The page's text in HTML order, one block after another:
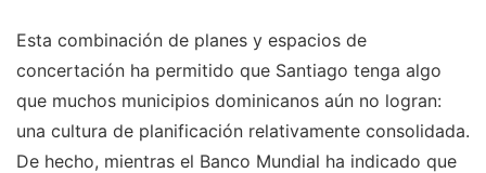
Esta combinación de planes y espacios de
concertación ha permitido que Santiago tenga algo
que muchos municipios dominicanos aún no logran:
una cultura de planificación relativamente consolidada.
De hecho, mientras el Banco Mundial ha indicado que